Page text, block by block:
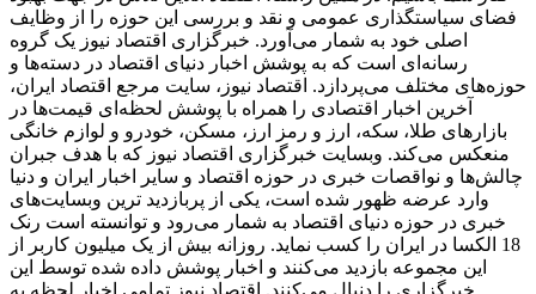
فضای سیاستگذاری عمومی و نقد و بررسی این حوزه را از وظایف
اصلی خود به شمار می‌آورد. خبرگزاری اقتصاد نیوز یک گروه
رسانه‌ای است که به پوشش اخبار دنیای اقتصاد در دسته‌ها و
حوزه‌های مختلف می‌پردازد. اقتصاد نیوز، سایت مرجع اقتصاد ایران،
آخرین اخبار اقتصادی را همراه با پوشش لحظه‌ای قیمت‌ها در
بازارهای طلا، سکه، ارز و رمز ارز، مسکن، خودرو و لوازم خانگی
منعکس می‌کند. وبسایت خبرگزاری اقتصاد نیوز که با هدف جبران
چالش‌ها و نواقصات خبری در حوزه اقتصاد و سایر اخبار ایران و دنیا
وارد عرضه ظهور شده است، یکی از پربازدید ترین وبسایت‌های
خبری در حوزه دنیای اقتصاد به شمار می‌رود و توانسته است رنک
18 الکسا در ایران را کسب نماید. روزانه بیش از یک میلیون کاربر از
این مجموعه بازدید می‌کنند و اخبار پوشش داده شده توسط این